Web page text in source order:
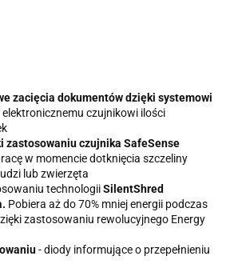
zacięcia dokumentów dzięki systemowi
elektronicznemu czujnikowi ilości
zastosowaniu czujnika SafeSense
w momencie dotknięcia szczeliny
lub zwierzęta
technologiiSilentShred
Pobiera aż do 70% mniej energii podczas
zastosowaniu rewolucyjnego Energy
- diody informujące o przepełnieniu